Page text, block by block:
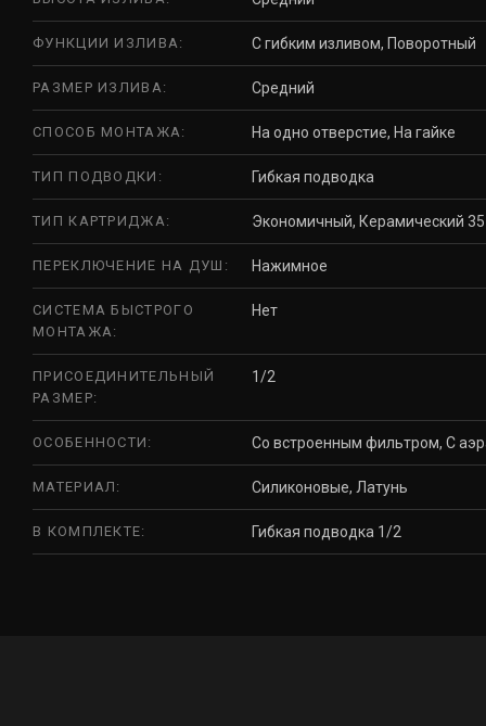
ФУНКЦИИ ИЗЛИВА: С гибким изливом, Поворотный
РАЗМЕР ИЗЛИВА: Средний
СПОСОБ МОНТАЖА: На одно отверстие, На гайке
ТИП ПОДВОДКИ: Гибкая подводка
ТИП КАРТРИДЖА: Экономичный, Керамический
ПЕРЕКЛЮЧЕНИЕ НА ДУШ: Нажимное
СИСТЕМА БЫСТРОГО
МОНТАЖА:
Нет
ПРИСОЕДИНИТЕЛЬНЫЙ
РАЗМЕР:
1/2
ОСОБЕННОСТИ: Со встроенным фильтром, С
МАТЕРИАЛ: Силиконовые, Латунь
В КОМПЛЕКТЕ: Гибкая подводка 1/2